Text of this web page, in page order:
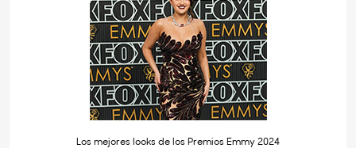
Los mejores looks de los Premios Emmy 2024